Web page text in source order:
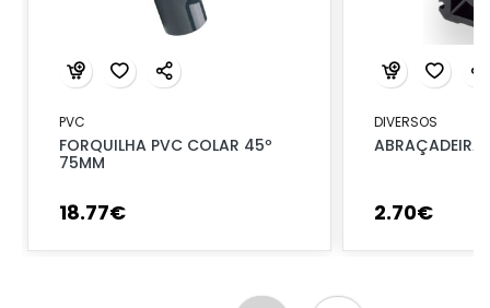
PVC
FORQUILHA PVC COLAR 45º
75MM
18.77€
DIVERSOS
ABRAÇADEIRA
2.70€